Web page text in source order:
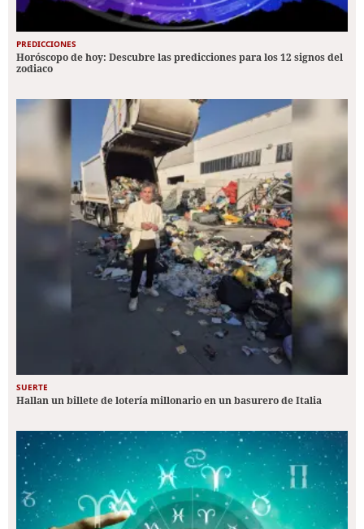
PREDICCIONES
Horóscopo de hoy: Descubre las predicciones para los 12 signos del
zodiaco
SUERTE
Hallan un billete de lotería millonario en un basurero de Italia